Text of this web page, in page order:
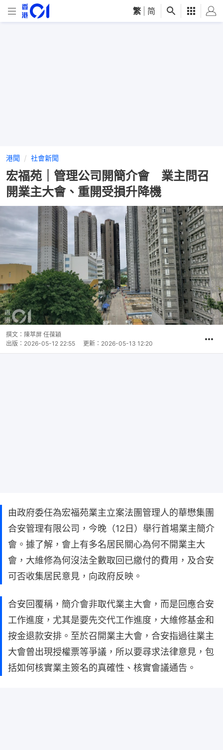
繁 简
港聞 社會新聞
宏福苑｜管理公司開簡介會 業主問召
開業主大會、重開受損升降機
撰文： 陳萃屏 任葆穎
出版： 2026-05-12 22:55 更新： 2026-05-13 12:20
由政府委任為宏福苑業主立案法團管理人的華懋集團
合安管理有限公司，今晚（12日）舉行首場業主簡介
會。據了解，會上有多名居民關心為何不開業主大
會，大維修為何沒法全數取回已繳付的費用，及合安
可否收集居民意見，向政府反映。
合安回覆稱，簡介會非取代業主大會，而是回應合安
工作進度，尤其是要先交代工作進度，大維修基金和
按金退款安排。至於召開業主大會，合安指過往業主
大會曾出現授權票等爭議，所以要尋求法律意見，包
括如何核實業主簽名的真確性、核實會議通告。